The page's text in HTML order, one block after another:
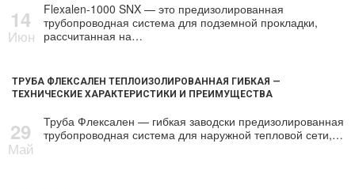
14
Июн
Flexalen-1000 SNX — это предизолированная
трубопроводная система для подземной прокладки,
рассчитанная на…
ТРУБА ФЛЕКСАЛЕН ТЕПЛОИЗОЛИРОВАННАЯ ГИБКАЯ —
ТЕХНИЧЕСКИЕ ХАРАКТЕРИСТИКИ И ПРЕИМУЩЕСТВА
29
Май
Труба Флексален — гибкая заводски предизолированная
трубопроводная система для наружной тепловой сети,…